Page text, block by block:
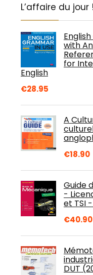
L’affaire du jour !
with
for
English
€28.95
A
€18.90
Guide
-
et TSI
€40.90
DUT